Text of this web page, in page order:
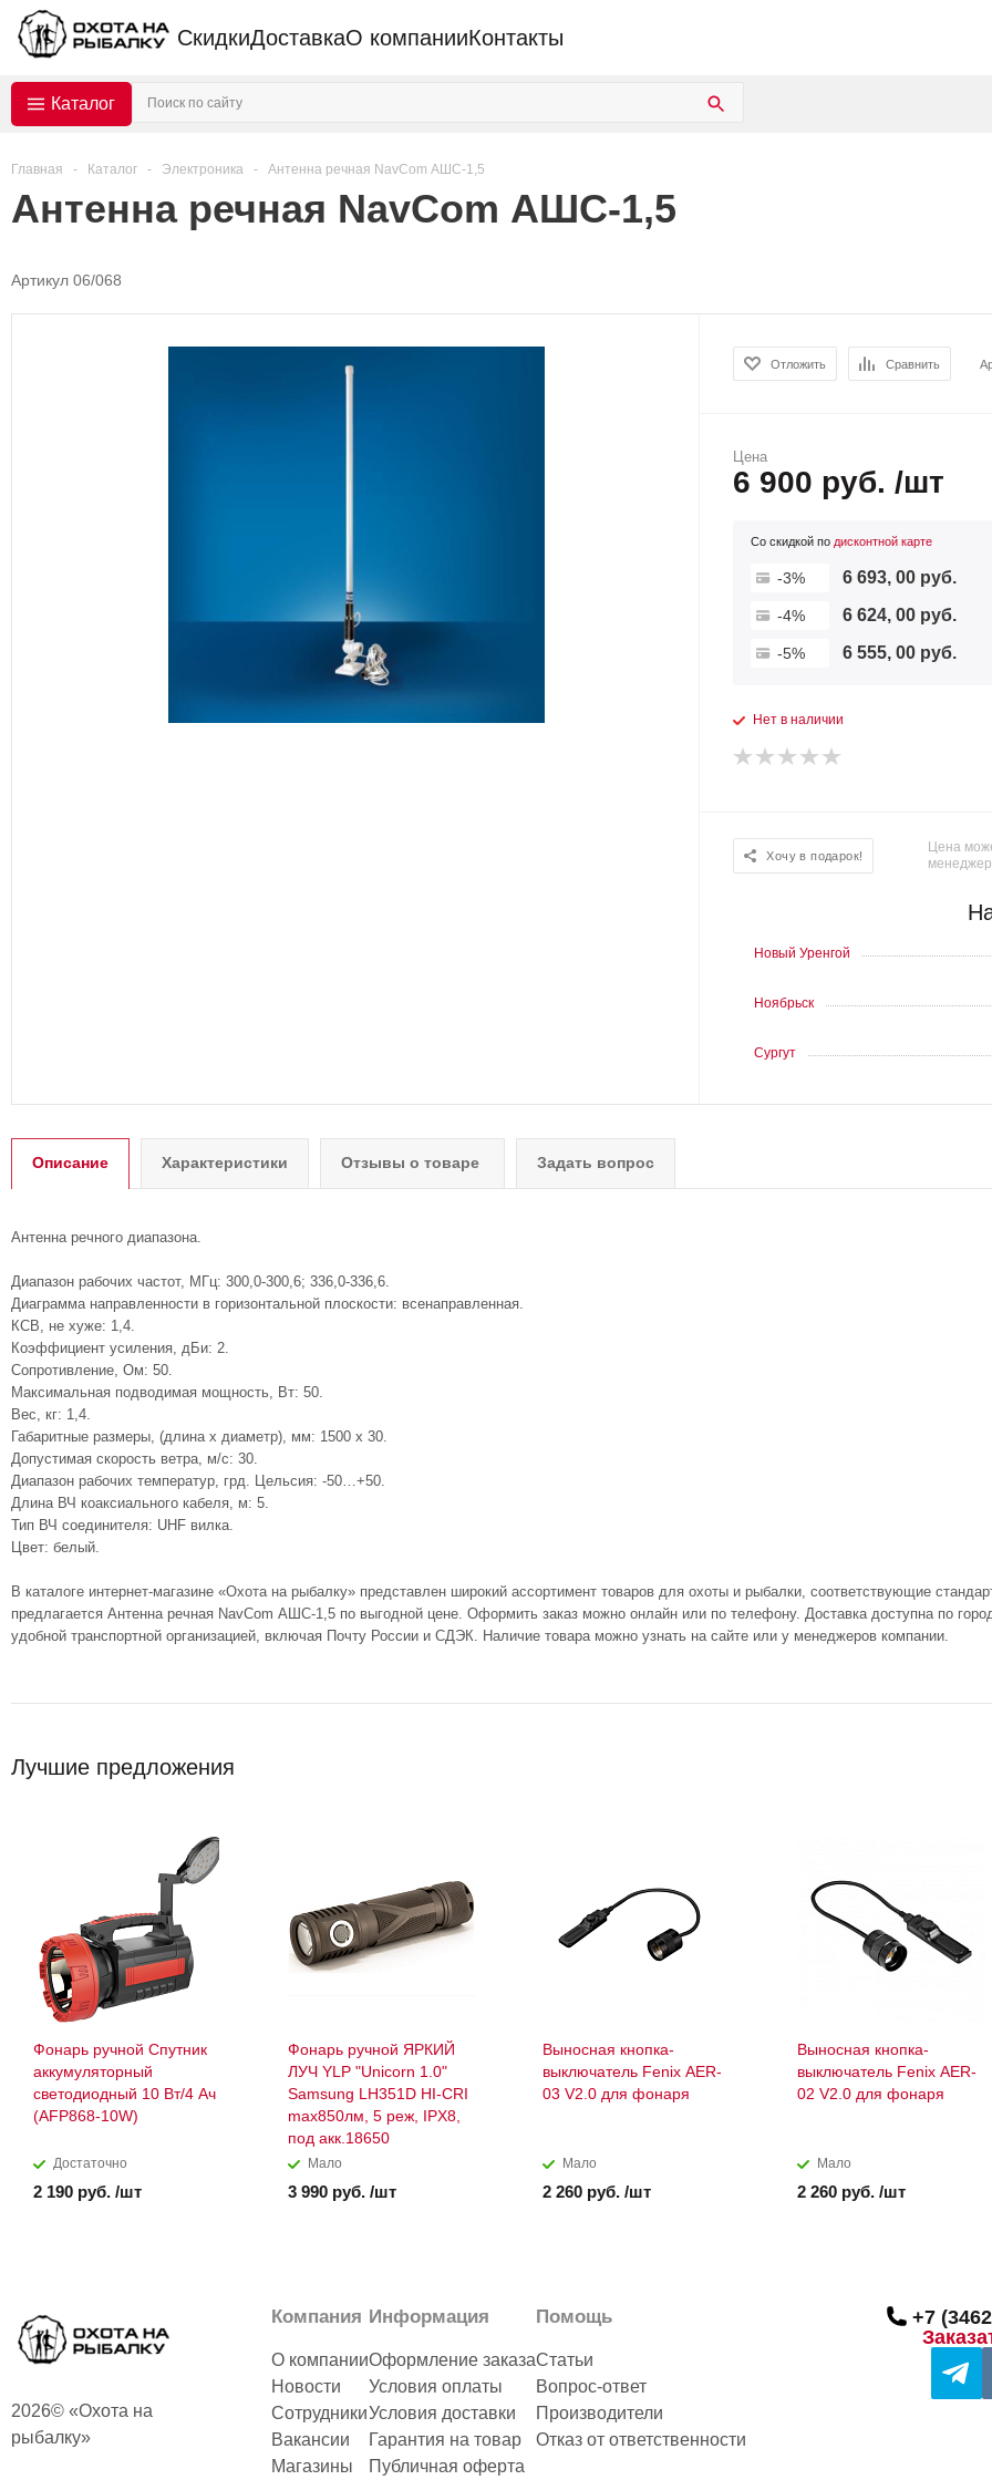
СкидкиДоставкаО компанииКонтакты
Каталог
Главная - Каталог - Электроника - Антенна речная NavCom АШС-1,5
Антенна речная NavCom АШС-1,5
Артикул 06/068
Отложить Сравнить
Цена
6 900 руб. /шт
Со скидкой подисконтной карте
-3% 6 693, 00 руб.
-4% 6 624, 00 руб.
-5% 6 555, 00 руб.
Нет в наличии
Хочу в подарок!
Цена
Новый Уренгой
Ноябрьск
Сургут
Описание Характеристики Отзывы о товаре Задать вопрос
Антенна речного диапазона.
Диапазон рабочих частот, МГц: 300,0-300,6; 336,0-336,6.
Диаграмма направленности в горизонтальной плоскости: всенаправленная.
КСВ, не хуже: 1,4.
Коэффициент усиления, дБи: 2.
Сопротивление, Ом: 50.
Максимальная подводимая мощность, Вт: 50.
Вес, кг: 1,4.
Габаритные размеры, (длина х диаметр), мм: 1500 х 30.
Допустимая скорость ветра, м/с: 30.
Диапазон рабочих температур, грд. Цельсия: -50…+50.
Длина ВЧ коаксиального кабеля, м: 5.
Тип ВЧ соединителя: UHF вилка.
Цвет: белый.
В каталоге интернет-магазине «Охота на рыбалку» представлен широкий ассортимент товаров для охоты и рыбалки, соответствующие
предлагается Антенна речная NavCom АШС-1,5 по выгодной цене. Оформить заказ можно онлайн или по телефону. Доставка доступна по
удобной транспортной организацией, включая Почту России и СДЭК. Наличие товара можно узнать на сайте или у менеджеров компании.
Лучшие предложения
Фонарь ручной Спутник
аккумуляторный
светодиодный 10 Вт/4 Ач
(AFP868-10W)
Достаточно
2 190 руб. /шт
Фонарь ручной ЯРКИЙ
ЛУЧ YLP "Unicorn 1.0"
Samsung LH351D HI-CRI
max850лм, 5 реж, IPX8,
под акк.18650
Мало
3 990 руб. /шт
Выносная кнопка-
выключатель Fenix AER-
03 V2.0 для фонаря
Мало
2 260 руб. /шт
Выносная кнопка-
выключатель Fenix AER-
02 V2.0 для фонаря
Мало
2 260 руб. /шт
2026© «Охота на
рыбалку»
Компания
О компании
Новости
Сотрудники
Вакансии
Магазины
Информация
Оформление заказа
Условия оплаты
Условия доставки
Гарантия на товар
Публичная оферта
Помощь
Статьи
Вопрос-ответ
Производители
Отказ от ответственности
+7